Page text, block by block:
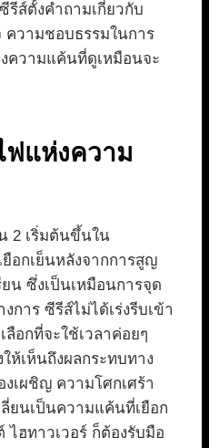
ซีรีส์ตั้งคำถามเกี่ยวกับ
ความชอบธรรมในการ
ความแค้นที่ดูเหมือนจะ
ฟแห่งความ
2 เริ่มต้นขึ้นใน
อกเย็นหลังจากการสูญ
ยน ซึ่งเป็นเหมือนการจุด
การ ซีรีส์ไม่ได้เร่งรีบเข้า
อกที่จะใช้เวลาค่อยๆ
ห้เห็นถึงผลกระทบทาง
เผชิญ ความโศกเศร้า
ยนเป็นความแค้นที่เยือก
ฮทาวเวอร์ ก็ต้องรับมือ